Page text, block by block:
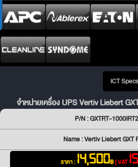
ICT Specs
จำหน่ายเครื่อง UPS Vertiv Liebert
P/N : GXTRT-
Name : Vertiv Liebert GXT
ราคา : 14,500฿[ VAT